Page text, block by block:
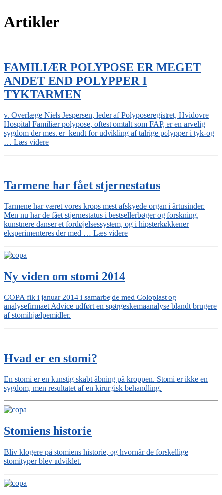
Artikler
FAMILIÆR POLYPOSE ER MEGET
ANDET END POLYPPER I
TYKTARMEN
v. Overlæge Niels Jespersen, leder af Polyposeregistret, Hvidovre
Hospital Familiær polypose, oftest omtalt som FAP, er en arvelig
sygdom der mest er kendt for udvikling af talrige polypper i tyk-og
… Læs videre“FAMILIÆR
END
I
TYKTARMEN”
Tarmene har fået stjernestatus
Tarmene har været vores krops mest afskyede organ i årtusinder.
Men nu har de fået stjernestatus i bestsellerbøger og forskning,
kunstnere danser et fordøjelsessystem, og i hipsterkøkkener
eksperimenteres der med … Læs videre“Tarmene
Ny viden om stomi 2014
COPA fik i januar 2014 i samarbejde med Coloplast og
analysefirmaet Advice udført en spørgeskemaanalyse blandt brugere
af stomihjælpemidler.
Hvad er en stomi?
En stomi er en kunstig skabt åbning på kroppen. Stomi er ikke en
sygdom, men resultatet af en kirurgisk behandling.
Stomiens historie
Bliv klogere på stomiens historie, og hvornår de forskellige
stomityper blev udviklet.